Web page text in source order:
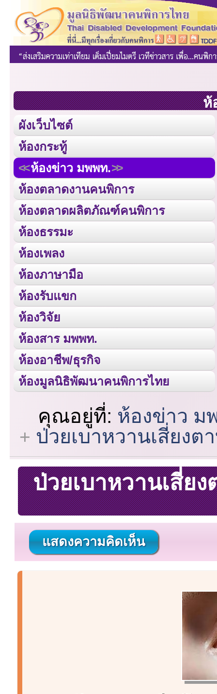
ห้
ผังเว็บไซต์
ห้องกระทู้
ห้องข่าว มพพท.
ห้องตลาดงานคนพิการ
ห้องตลาดผลิตภัณฑ์คนพิการ
ห้องธรรมะ
ห้องเพลง
ห้องภาษามือ
ห้องรับแขก
ห้องวิจัย
ห้องสาร มพพท.
ห้องอาชีพ/ธุรกิจ
ห้องมูลนิธิพัฒนาคนพิการไทย
คุณอยู่ที่: ห้องข่าว ม
ป่วยเบาหวานเสี่ยง
ป่วยเบาหวานเสี่ย
แสดงความคิดเห็น